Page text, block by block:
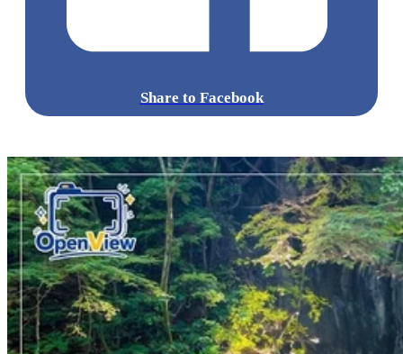
Share to Facebook